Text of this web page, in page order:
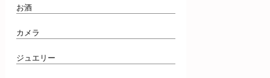
お酒
カメラ
ジュエリー